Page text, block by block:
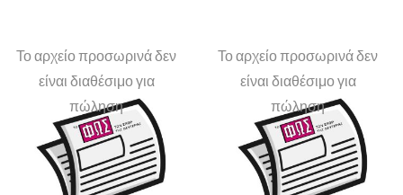
Το αρχείο προσωρινά δεν
είναι διαθέσιμο για
πώληση
Το αρχείο προσωρινά δεν
είναι διαθέσιμο για
πώληση